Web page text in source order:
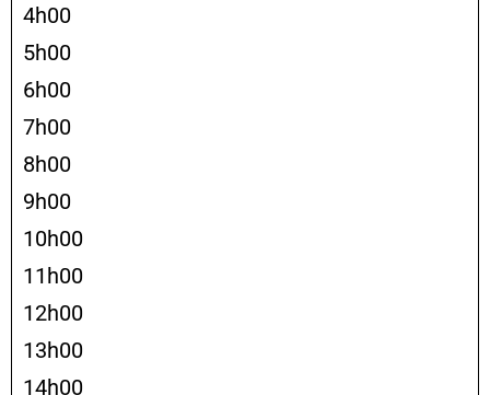
4h00
5h00
6h00
7h00
8h00
9h00
10h00
11h00
12h00
13h00
14h00